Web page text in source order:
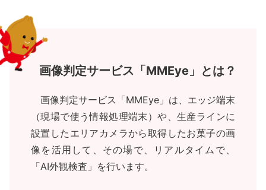
画像判定サービス「MMEye」とは？
画像判定サービス「MMEye」は、エッジ端末
（現場で使う情報処理端末）や、生産ラインに
設置したエリアカメラから取得したお菓子の画
像を活用して、その場で、リアルタイムで、
「AI外観検査」を行います。